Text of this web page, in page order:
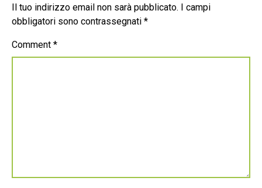
Il tuo indirizzo email non sarà pubblicato.
I campi
obbligatori sono contrassegnati *
Comment *